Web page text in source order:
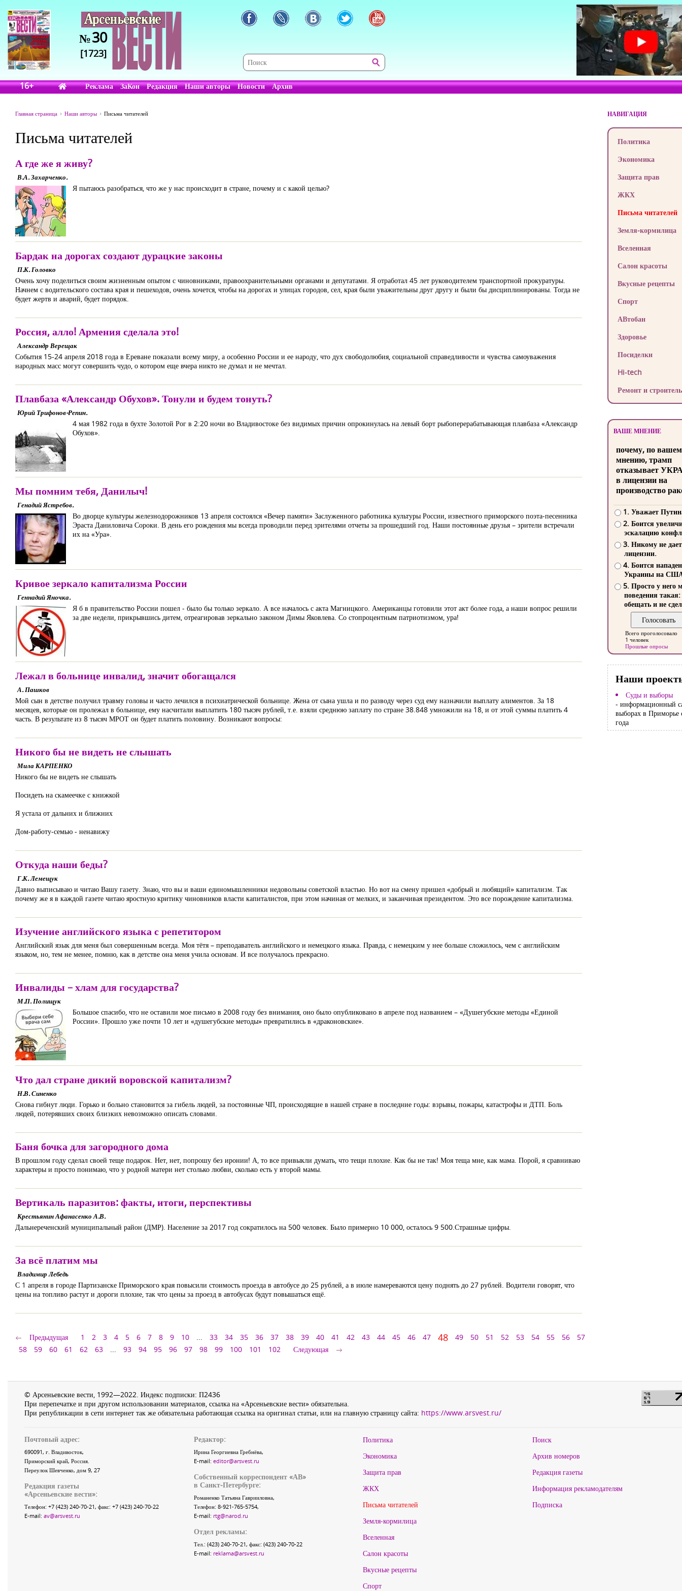
№30
[1723]
16+ Реклама ЗаКон Редакция Наши авторы Новости Архив
Главная страница Наши авторы Письма читателей
Письма читателей
А где же я живу?
В.А. Захарченко.
Я пытаюсь разобраться, что же у нас происходит в стране, почему и с какой целью?
Бардак на дорогах создают дурацкие законы
П.К. Головко
Очень хочу поделиться своим жизненным опытом с чиновниками, правоохранительными органами и депутатами. Я отработал 45 лет руководителем транспортной прокуратуры.
Начнем с водительского состава края и пешеходов, очень хочется, чтобы на дорогах и улицах городов, сел, края были уважительны друг другу и были бы дисциплинированы. Тогда не
будет жертв и аварий, будет порядок.
Россия, алло! Армения сделала это!
Александр Верещак
События 15-24 апреля 2018 года в Ереване показали всему миру, а особенно России и ее народу, что дух свободолюбия, социальной справедливости и чувства самоуважения
народных масс могут совершить чудо, о котором еще вчера никто не думал и не мечтал.
Плавбаза «Александр Обухов». Тонули и будем тонуть?
Юрий Трифонов-Репин.
4 мая 1982 года в бухте Золотой Рог в 2:20 ночи во Владивостоке без видимых причин опрокинулась на левый борт рыбоперерабатывающая плавбаза «Александр
Обухов».
Мы помним тебя, Данилыч!
Генадий Ястребов.
Во дворце культуры железнодорожников 13 апреля состоялся «Вечер памяти» Заслуженного работника культуры России, известного приморского поэта-песенника
Эраста Даниловича Сороки. В день его рождения мы всегда проводили перед зрителями отчеты за прошедший год. Наши постоянные друзья – зрители встречали
их на «Ура».
Кривое зеркало капитализма России
Геннадий Яночка.
Я б в правительство России пошел - было бы только зеркало. А все началось с акта Магницкого. Американцы готовили этот акт более года, а наши вопрос решили
за две недели, прикрывшись дитем, отреагировав зеркально законом Димы Яковлева. Со стопроцентным патриотизмом, ура!
Лежал в больнице инвалид, значит обогащался
А. Пашков
Мой сын в детстве получил травму головы и часто лечился в психиатрической больнице. Жена от сына ушла и по разводу через суд ему назначили выплату алиментов. За 18
месяцев, которые он пролежал в больнице, ему насчитали выплатить 180 тысяч рублей, т.е. взяли среднюю заплату по стране 38.848 умножили на 18, и от этой суммы платить 4
часть. В результате из 8 тысяч МРОТ он будет платить половину. Возникают вопросы:
Никого бы не видеть не слышать
Мила КАРПЕНКО
Никого бы не видеть не слышать
Посидеть на скамеечке с книжкой
Я устала от дальних и ближних
Дом-работу-семью - ненавижу
Откуда наши беды?
Г.К. Лемещук
Давно выписываю и читаю Вашу газету. Знаю, что вы и ваши единомышленники недовольны советской властью. Но вот на смену пришел «добрый и любящий» капитализм. Так
почему же я в каждой газете читаю яростную критику чиновников власти капиталистов, при этом начиная от мелких, и заканчивая президентом. Это все порождение капитализма.
Изучение английского языка с репетитором
Английский язык для меня был совершенным всегда. Моя тётя – преподаватель английского и немецкого языка. Правда, с немецким у нее больше сложилось, чем с английским
языком, но, тем не менее, помню, как в детстве она меня учила основам. И все получалось прекрасно.
Инвалиды – хлам для государства?
М.П. Полищук
Большое спасибо, что не оставили мое письмо в 2008 году без внимания, оно было опубликовано в апреле под названием – «Душегубские методы «Единой
России». Прошло уже почти 10 лет и «душегубские методы» превратились в «драконовские».
Что дал стране дикий воровской капитализм?
Н.В. Синенко
Снова гибнут люди. Горько и больно становится за гибель людей, за постоянные ЧП, происходящие в нашей стране в последние годы: взрывы, пожары, катастрофы и ДТП. Боль
людей, потерявших своих близких невозможно описать словами.
Баня бочка для загородного дома
В прошлом году сделал своей теще подарок. Нет, нет, попрошу без иронии! А, то все привыкли думать, что тещи плохие. Как бы не так! Моя теща мне, как мама. Порой, я сравниваю
характеры и просто понимаю, что у родной матери нет столько любви, сколько есть у второй мамы.
Вертикаль паразитов: факты, итоги, перспективы
Крестьянин Афанасенко А.В.
Дальнереченский муниципальный район (ДМР). Население за 2017 год сократилось на 500 человек. Было примерно 10 000, осталось 9 500.Страшные цифры.
За всё платим мы
Владимир Лебедь
С 1 апреля в городе Партизанске Приморского края повысили стоимость проезда в автобусе до 25 рублей, а в июле намереваются цену поднять до 27 рублей. Водители говорят, что
цены на топливо растут и дороги плохие, так что цены за проезд в автобусах будут повышаться ещё.
Предыдущая 1 2 3 4 5 6 7 8 9 10 ... 33 34 35 36 37 38 39 40 41 42 43 44 45 46 47 48 49 50 51 52 53 54 55 56
57
58
59 60 61 62 63 ... 93 94 95 96 97 98 99 100 101 102 Следующая
НАВИГАЦИЯ
Политика
Экономика
Защита прав
ЖКХ
Письма читателей
Земля-кормилица
Вселенная
Салон красоты
Вкусные рецепты
Спорт
АВтобан
Здоровье
Посиделки
Hi-tech
Ремонт и
ВАШЕ МНЕНИЕ
почему, по
мнению, трамп
отказывает
в лицензии на
производство
1. Уважает
2. Боится
эскалацию
3. Никому не
лицензии.
4. Боится
Украины на
5. Просто у него
поведения такая:
обещать и не
Всего проголосовало
1 человек
Прошлые опросы
Наши
Суды и выборы
- информационный
выборах в Приморье
года
© Арсеньевские вести, 1992—2022. Индекс подписки: П2436
При перепечатке и при другом использовании материалов, ссылка на «Арсеньевские вести» обязательна.
При републикации в сети интернет так же обязательна работающая ссылка на оригинал статьи, или на главную страницу сайта: https://www.arsvest.ru/
Почтовый адрес:
690091, г. Владивосток,
Приморский край, Россия.
Переулок Шевченко, дом 9, 27
Редакция газеты
«Арсеньевские вести»:
Телефон: +7 (423) 240-70-21, факс: +7 (423) 240-70-22
E-mail: av@arsvest.ru
Редактор:
Ирина Георгиевна Гребнёва,
E-mail: editor@arsvest.ru
Собственный корреспондент «АВ»
в Санкт-Петербурге:
Романенко Татьяна Гаврииловна,
Телефон: 8-921-765-5754,
E-mail: rtg@narod.ru
Отдел рекламы:
Тел.: (423) 240-70-21, факс: (423) 240-70-22
E-mail: reklama@arsvest.ru
Политика
Экономика
Защита прав
ЖКХ
Письма читателей
Земля-кормилица
Вселенная
Салон красоты
Вкусные рецепты
Спорт
Поиск
Архив номеров
Редакция газеты
Информация рекламодателям
Подписка